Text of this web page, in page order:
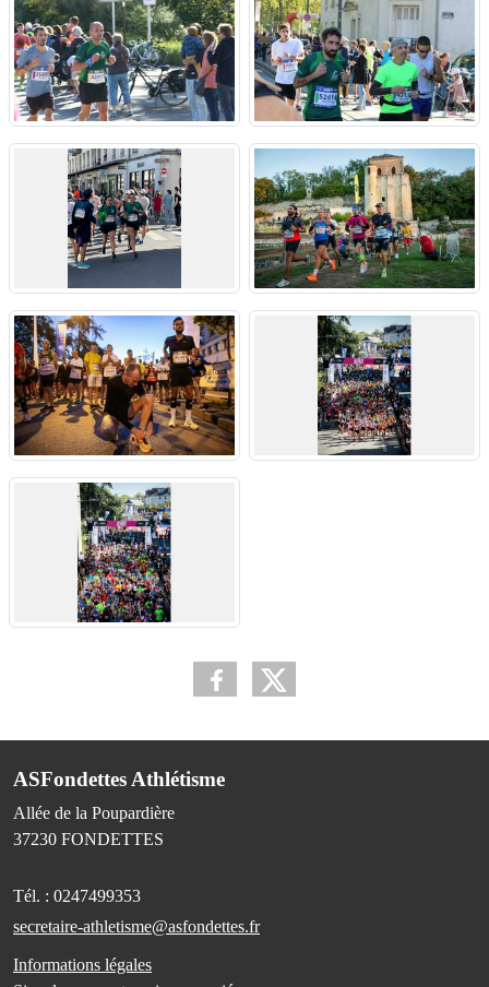
ASFondettes Athlétisme
Allée de la Poupardière
37230 FONDETTES
Tél. : 0247499353
secretaire-athletisme@asfondettes.fr
Informations légales